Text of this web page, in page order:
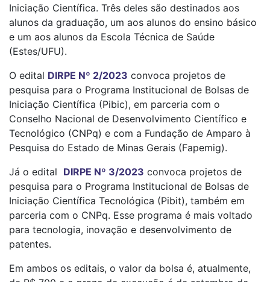
Iniciação Científica. Três deles são destinados aos
alunos da graduação, um aos alunos do ensino básico
e um aos alunos da Escola Técnica de Saúde
(Estes/UFU).
O edital DIRPE Nº 2/2023 convoca projetos de
pesquisa para o Programa Institucional de Bolsas de
Iniciação Científica (Pibic), em parceria com o
Conselho Nacional de Desenvolvimento Científico e
Tecnológico (CNPq) e com a Fundação de Amparo à
Pesquisa do Estado de Minas Gerais (Fapemig).
Já o edital DIRPE Nº 3/2023 convoca projetos de
pesquisa para o Programa Institucional de Bolsas de
Iniciação Científica Tecnológica (Pibit), também em
parceria com o CNPq. Esse programa é mais voltado
para tecnologia, inovação e desenvolvimento de
patentes.
Em ambos os editais, o valor da bolsa é, atualmente,